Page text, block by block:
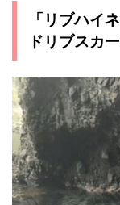
「リブハイ
ドリブスカ